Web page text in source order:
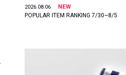
2026.08.06
NEW
POPULAR ITEM RANKING 7/30~8/5